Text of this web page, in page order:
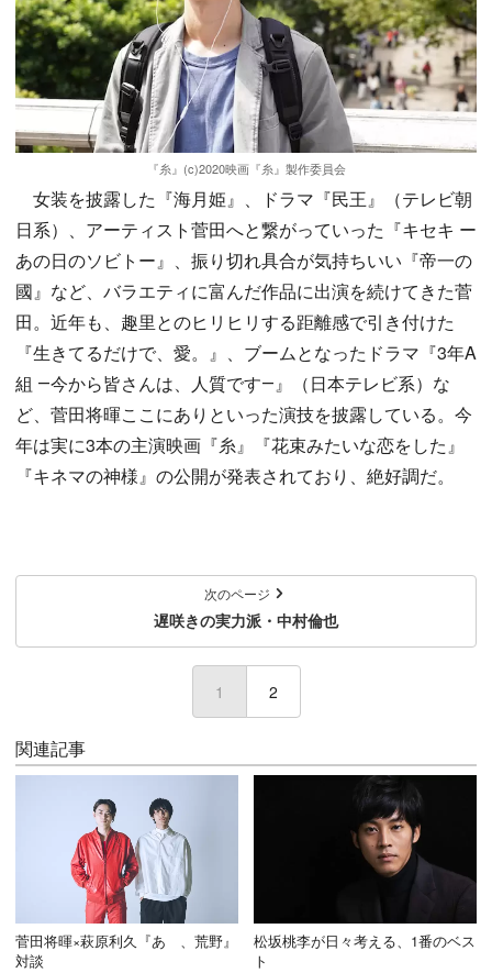
『糸』(c)2020映画『糸』製作委員会
女装を披露した『海月姫』、ドラマ『民王』（テレビ朝
日系）、アーティスト菅田へと繋がっていった『キセキ ー
あの日のソビトー』、振り切れ具合が気持ちいい『帝一の
國』など、バラエティに富んだ作品に出演を続けてきた菅
田。近年も、趣里とのヒリヒリする距離感で引き付けた
『生きてるだけで、愛。』、ブームとなったドラマ『3年A
組 ―今から皆さんは、人質です―』（日本テレビ系）な
ど、菅田将暉ここにありといった演技を披露している。今
年は実に3本の主演映画『糸』『花束みたいな恋をした』
『キネマの神様』の公開が発表されており、絶好調だ。
次のページ
遅咲きの実力派・中村倫也
1 (current)
2
関連記事
菅田将暉×萩原利久『あゝ、荒野』
対談
松坂桃李が日々考える、1番のベス
ト